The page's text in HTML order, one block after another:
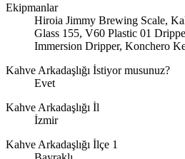
Ekipmanlar
Hiroia Jimmy Brewing Scale,
Glass 155, V60 Plastic 01
Immersion Dripper, Konchero
Kahve Arkadaşlığı İstiyor musunuz?
Evet
Kahve Arkadaşlığı İl
İzmir
Kahve Arkadaşlığı İlçe 1